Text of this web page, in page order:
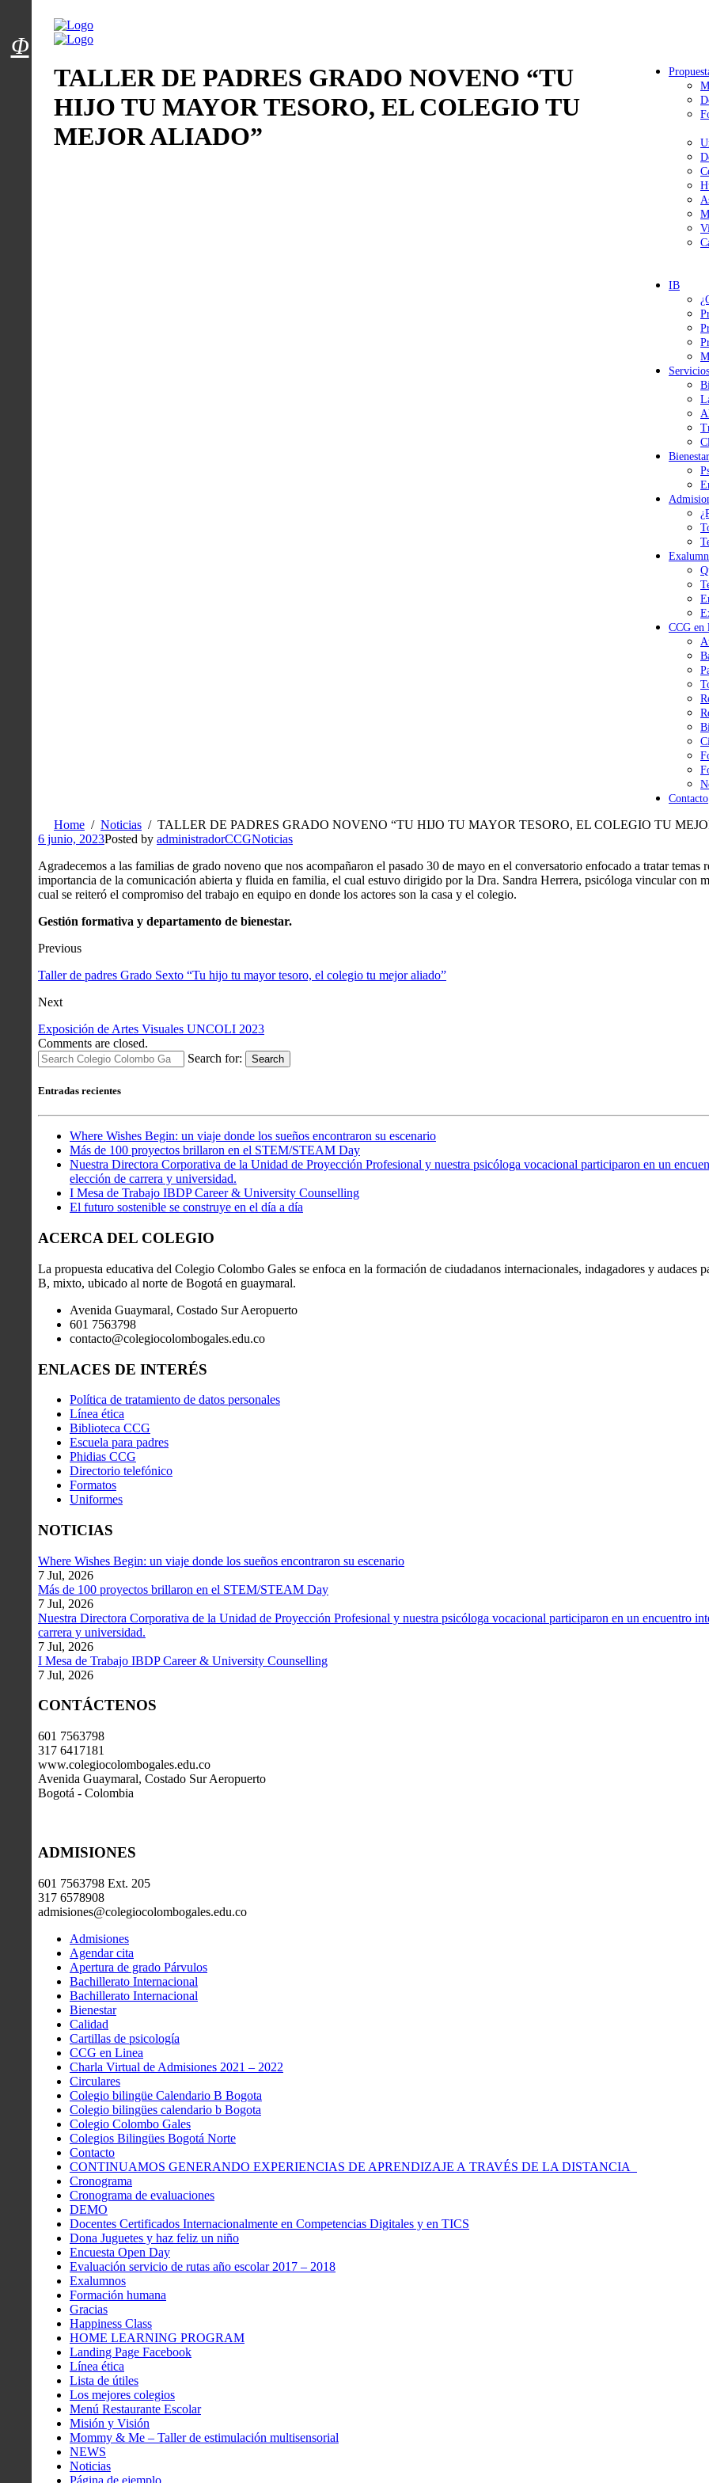
Menú usuarios
IB
Servicios
Bienestar
CCG en
Contacto
TALLER DE PADRES GRADO NOVENO “TU
HIJO TU MAYOR TESORO, EL COLEGIO TU
MEJOR ALIADO”
Home Noticias
TALLER DE PADRES GRADO NOVENO “TU HIJO TU MAYOR TESORO, EL COLEGIO TU
6 junio, 2023Posted by administradorCCGNoticias
Agradecemos a las familias de grado noveno que nos acompañaron el pasado 30 de mayo en el conversatorio enfocado a tratar
importancia de la comunicación abierta y fluida en familia, el cual estuvo dirigido por la Dra. Sandra Herrera, psicóloga vincular con
cual se reiteró el compromiso del trabajo en equipo en donde los actores son la casa y el colegio.
Gestión formativa y departamento de bienestar.
Previous
Taller de padres Grado Sexto “Tu hijo tu mayor tesoro, el colegio tu mejor aliado”
Next
Exposición de Artes Visuales UNCOLI 2023
Comments are closed.
Search for:
Search
Entradas recientes
Where Wishes Begin: un viaje donde los sueños encontraron su escenario
Más de 100 proyectos brillaron en el STEM/STEAM Day
Nuestra Directora Corporativa de la Unidad de Proyección Profesional y nuestra psicóloga vocacional participaron en un
elección de carrera y universidad.
I Mesa de Trabajo IBDP Career & University Counselling
El futuro sostenible se construye en el día a día
ACERCA DEL COLEGIO
La propuesta educativa del Colegio Colombo Gales se enfoca en la formación de ciudadanos internacionales, indagadores y
B, mixto, ubicado al norte de Bogotá en guaymaral.
Avenida Guaymaral, Costado Sur Aeropuerto
601 7563798
contacto@colegiocolombogales.edu.co
ENLACES DE INTERÉS
Política de tratamiento de datos personales
Línea ética
Biblioteca CCG
Escuela para padres
Phidias CCG
Directorio telefónico
Formatos
Uniformes
NOTICIAS
Where Wishes Begin: un viaje donde los sueños encontraron su escenario
7 Jul, 2026
Más de 100 proyectos brillaron en el STEM/STEAM Day
7 Jul, 2026
Nuestra Directora Corporativa de la Unidad de Proyección Profesional y nuestra psicóloga vocacional participaron en un encuentro
carrera y universidad.
7 Jul, 2026
I Mesa de Trabajo IBDP Career & University Counselling
7 Jul, 2026
CONTÁCTENOS
601 7563798
317 6417181
www.colegiocolombogales.edu.co
Avenida Guaymaral, Costado Sur Aeropuerto
Bogotá - Colombia
ADMISIONES
601 7563798 Ext. 205
317 6578908
admisiones@colegiocolombogales.edu.co
Admisiones
Agendar cita
Apertura de grado Párvulos
Bachillerato Internacional
Bachillerato Internacional
Bienestar
Calidad
Cartillas de psicología
CCG en Linea
Charla Virtual de Admisiones 2021 – 2022
Circulares
Colegio bilingüe Calendario B Bogota
Colegio bilingües calendario b Bogota
Colegio Colombo Gales
Colegios Bilingües Bogotá Norte
Contacto
CONTINUAMOS GENERANDO EXPERIENCIAS DE APRENDIZAJE A TRAVÉS DE LA DISTANCIA
Cronograma
Cronograma de evaluaciones
DEMO
Docentes Certificados Internacionalmente en Competencias Digitales y en TICS
Dona Juguetes y haz feliz un niño
Encuesta Open Day
Evaluación servicio de rutas año escolar 2017 – 2018
Exalumnos
Formación humana
Gracias
Happiness Class
HOME LEARNING PROGRAM
Landing Page Facebook
Línea ética
Lista de útiles
Los mejores colegios
Menú Restaurante Escolar
Misión y Visión
Mommy & Me – Taller de estimulación multisensorial
NEWS
Noticias
Página de ejemplo
Φ